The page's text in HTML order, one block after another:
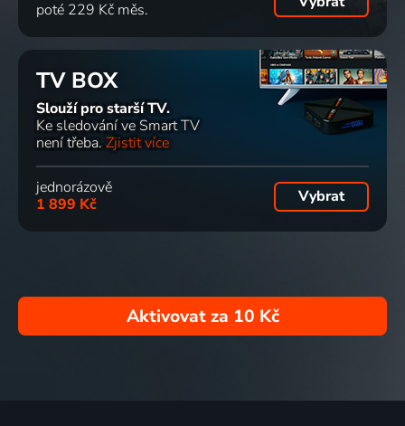
poté 229 Kč měs.
TV BOX
Slouží pro starší TV.
Ke sledování ve Smart TV
není třeba. Zjistit více
jednorázově
1 899 Kč
Vybrat
Aktivovat za 10 Kč